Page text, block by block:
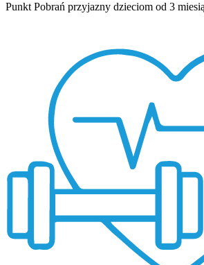
Punkt Pobrań przyjazny dzieciom od 3